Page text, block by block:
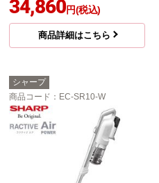
34,860円(税込)
商品詳細はこちら
シャープ
商品コード ：EC-SR10-W